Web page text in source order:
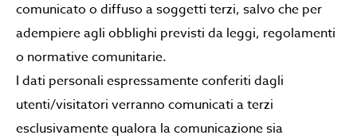
comunicato o diffuso a soggetti terzi, salvo che per
adempiere agli obblighi previsti da leggi, regolamenti
o normative comunitarie.
I dati personali espressamente conferiti dagli
utenti/visitatori verranno comunicati a terzi
esclusivamente qualora la comunicazione sia